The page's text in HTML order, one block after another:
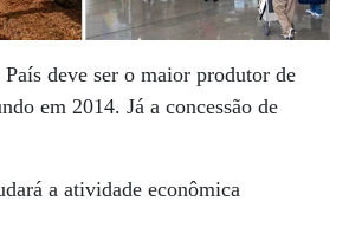
País deve ser o maior produtor de
em 2014. Já a concessão de
a atividade econômica